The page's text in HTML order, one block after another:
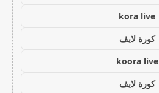
kora live
كورة لايف
koora live
كورة لايف